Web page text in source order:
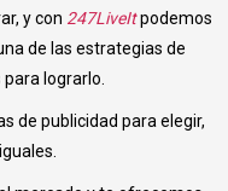
y con 247LiveItpodemos
de las estrategias de
lograrlo.
de publicidad para elegir,